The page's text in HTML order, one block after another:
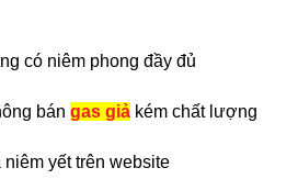
có niêm phong đầy đủ
bángas giả kém chất lượng
yết trên website